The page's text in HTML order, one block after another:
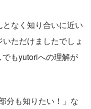
となく知り合いに近い
ただけましたでしょ
もyutoriへの理解が
分も知りたい！」な